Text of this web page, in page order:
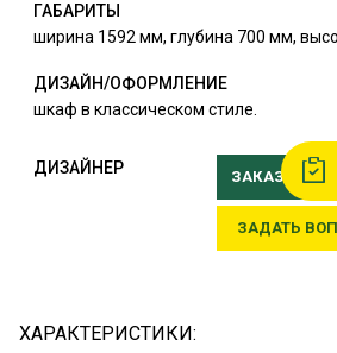
ГАБАРИТЫ
ширина 1592 мм, глубина 700 мм,
ДИЗАЙН/ОФОРМЛЕНИЕ
шкаф в классическом стиле.
ДИЗАЙНЕР ЗАКАЗАТЬ
ЗАДАТЬ
ХАРАКТЕРИСТИКИ: